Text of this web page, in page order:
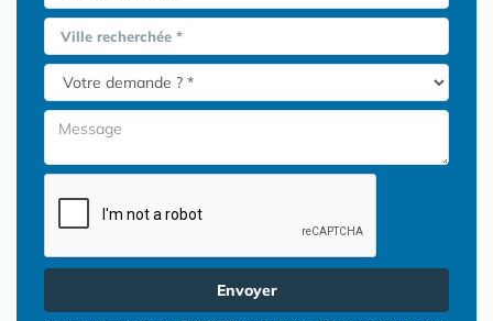
Ville recherchée *
Envoyer